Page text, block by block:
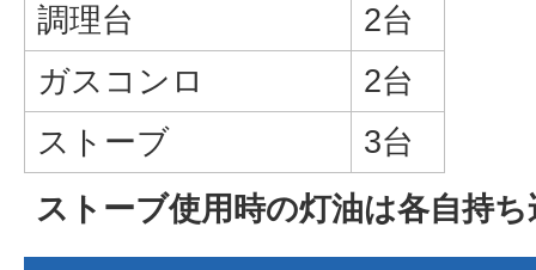
調理台
2台
ガスコンロ
2台
ストーブ
3台
ストーブ使用時の灯油は各自持